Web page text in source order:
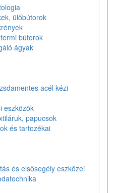
ülőbútorok
bútorok
ágyak
acél kézi
eszközök
papucsok
és tartozékai
és elsősegély eszközei